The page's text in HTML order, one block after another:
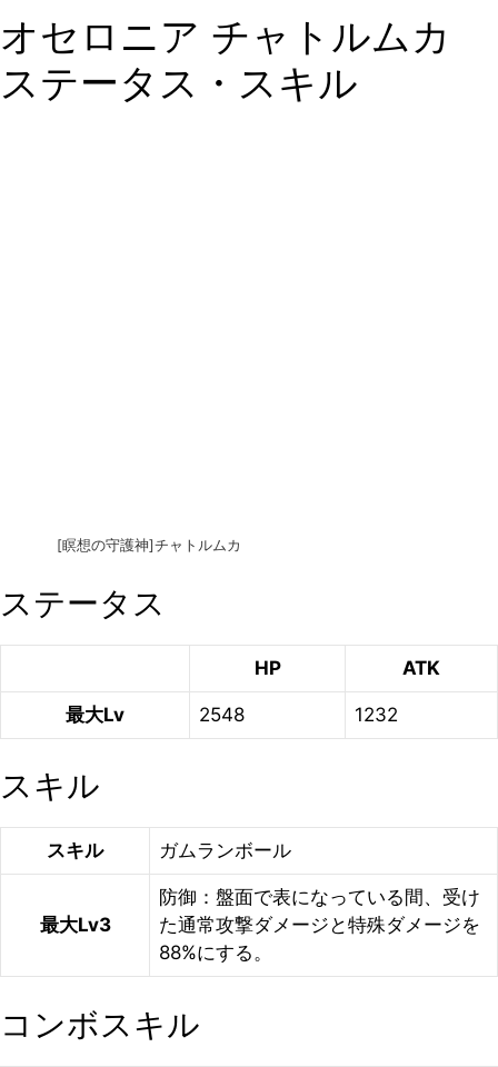
オセロニア チャトルムカ
ステータス・スキル
[瞑想の守護神]チャトルムカ
ステータス
HP ATK
最大Lv 2548 1232
スキル
スキル ガムランボール
最大Lv3
防御：盤面で表になっている間、受け
た通常攻撃ダメージと特殊ダメージを
88%にする。
コンボスキル